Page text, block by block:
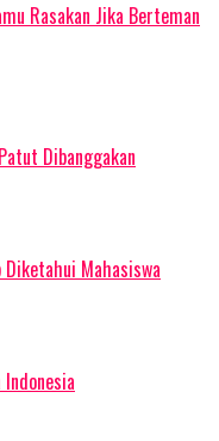
Rasakan Jika Berteman
Dibanggakan
Mahasiswa